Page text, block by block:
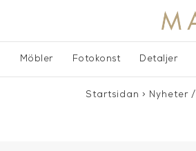
Möbler Fotokonst Detaljer
Startsidan > Nyheter /